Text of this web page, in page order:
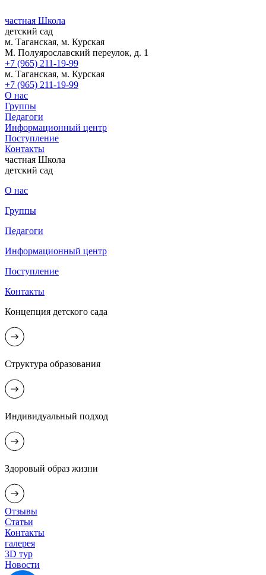
частная Школа
детский сад
м. Таганская, м. Курская
М. Полуярославский переулок, д. 1
+7 (965) 211-19-99
м. Таганская, м. Курская
+7 (965) 211-19-99
О нас
Группы
Педагоги
Информационный центр
Поступление
Контакты
частная Школа
детский сад
О нас
Группы
Педагоги
Информационный центр
Поступление
Контакты
Концепция детского сада
Структура образования
Индивидуальный подход
Здоровый образ жизни
Отзывы
Статьи
Контакты
галерея
3D тур
Новости